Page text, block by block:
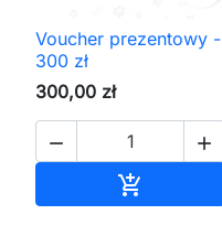
Voucher prezentowy -
300 zł
300,00 zł
 
